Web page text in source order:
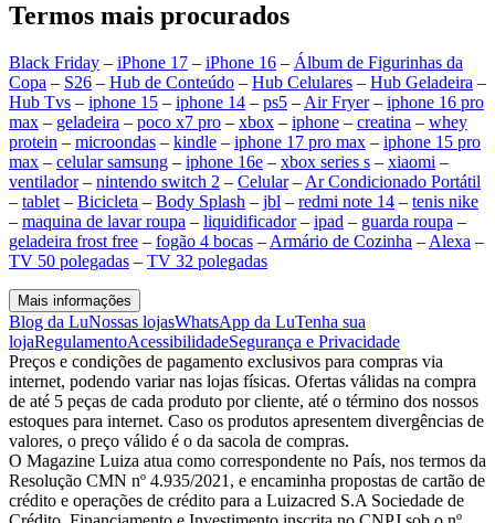
Termos mais procurados
Black Friday – iPhone 17 – iPhone 16 – Álbum de Figurinhas da
Copa – S26 – Hub de Conteúdo – Hub Celulares – Hub Geladeira –
Hub Tvs – iphone 15 – iphone 14 – ps5 – Air Fryer– iphone 16 pro
max – geladeira – poco x7 pro – xbox – iphone – creatina – whey
protein – microondas – kindle – iphone 17 pro max – iphone 15 pro
max – celular samsung – iphone 16e – xbox series s – xiaomi –
ventilador– nintendo switch 2 – Celular– Ar Condicionado Portátil
– tablet – Bicicleta – Body Splash – jbl – redmi note 14 – tenis nike
– maquina de lavar roupa – liquidificador– ipad – guarda roupa –
geladeira frost free – fogão 4 bocas – Armário de Cozinha – Alexa –
TV 50 polegadas – TV 32 polegadas
Mais informações
Blog da LuNossas lojasWhatsApp da LuTenha sua
lojaRegulamentoAcessibilidadeSegurança e Privacidade
Preços e condições de pagamento exclusivos para compras via
internet, podendo variar nas lojas físicas. Ofertas válidas na compra
de até 5 peças de cada produto por cliente, até o término dos nossos
estoques para internet. Caso os produtos apresentem divergências de
valores, o preço válido é o da sacola de compras.
O Magazine Luiza atua como correspondente no País, nos termos da
Resolução CMN nº 4.935/2021, e encaminha propostas de cartão de
crédito e operações de crédito para a Luizacred S.A Sociedade de